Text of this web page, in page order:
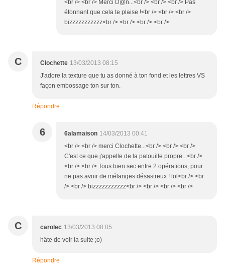
<br /> <br /> Merci D@n...<br /> <br /> <br /> Pas
étonnant que cela te plaise !<br /> <br /> <br />
bizzzzzzzzzzz<br /> <br /> <br /> <br />
C Clochette 13/03/2013 08:15
J'adore la texture que tu as donné à ton fond et les lettres VS
façon embossage ton sur ton.
Répondre
6 6alamaison 14/03/2013 00:41
<br /> <br /> merci Clochette...<br /> <br /> <br />
C'est ce que j'appelle de la patouille propre...<br />
<br /> <br /> Tous bien sec entre 2 opérations, pour
ne pas avoir de mélanges désastreux ! lol<br /> <br
/> <br /> bizzzzzzzzzzz<br /> <br /> <br /> <br />
C carolec 13/03/2013 08:05
hâte de voir la suite ;o)
Répondre